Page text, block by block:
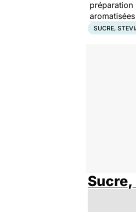
préparation
SUCRE,